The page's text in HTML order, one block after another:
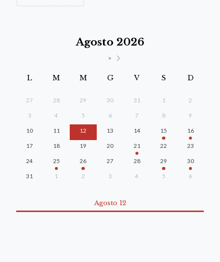
Agosto 2026
>
L M M G V S D
27 28 29 30 31 1 2
3 4 5 6 7 8 9
10 11 12 13 14 15 16
17 18 19 20 21 22 23
24 25 26 27 28 29 30
31 1 2 3 4 5 6
Agosto 12